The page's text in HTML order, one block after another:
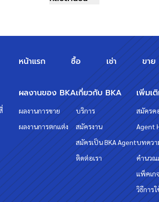
"บ้านบางกอก" ?? อยากรู้
หน้าแรก ซื้อ เช่า ขาย
ผลงานของ BKA
ผลงานการขาย
ผลงานการตกแต่ง
เกี่ยวกับ BKA
บริการ
สมัครงาน
สมัครเป็น BKA Agent
ติดต่อเรา
เพิ่มเ
สมัครค
Agent
บทควา
คำนวณ
แพ็คเก
วิธีการ